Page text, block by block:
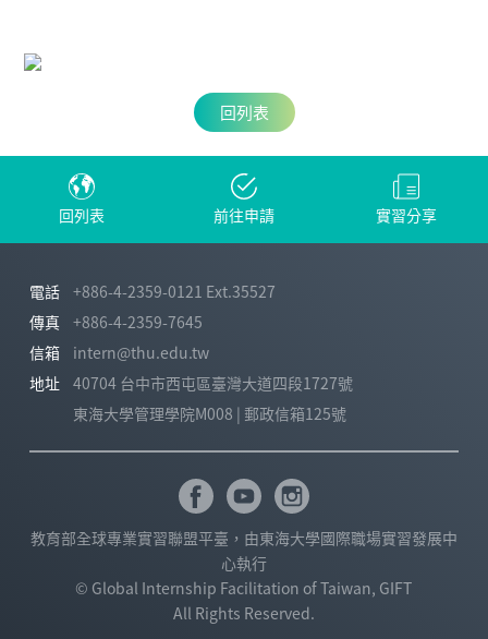
回列表
回列表 前往申請 實習分享
電話
+886-4-2359-0121 Ext.35527
傳真
+886-4-2359-7645
信箱
intern@thu.edu.tw
地址
40704 台中市西屯區臺灣大道四段1727號
東海大學管理學院M008 | 郵政信箱125號
教育部全球專業實習聯盟平臺，由東海大學國際職場實習發展中
心執行
© Global Internship Facilitation of Taiwan, GIFT
All Rights Reserved.